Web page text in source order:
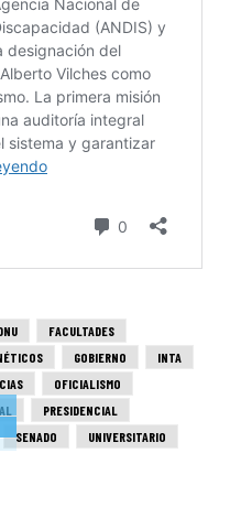
FACULTADES
GOBIERNO
INTA
OFICIALISMO
PRESIDENCIAL
SENADO
UNIVERSITARIO